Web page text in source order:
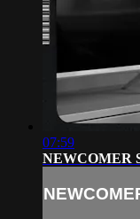
07:59
NEWCOMER